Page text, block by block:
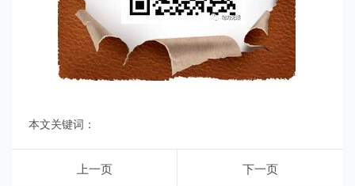
本文关键词：
上一页 下一页